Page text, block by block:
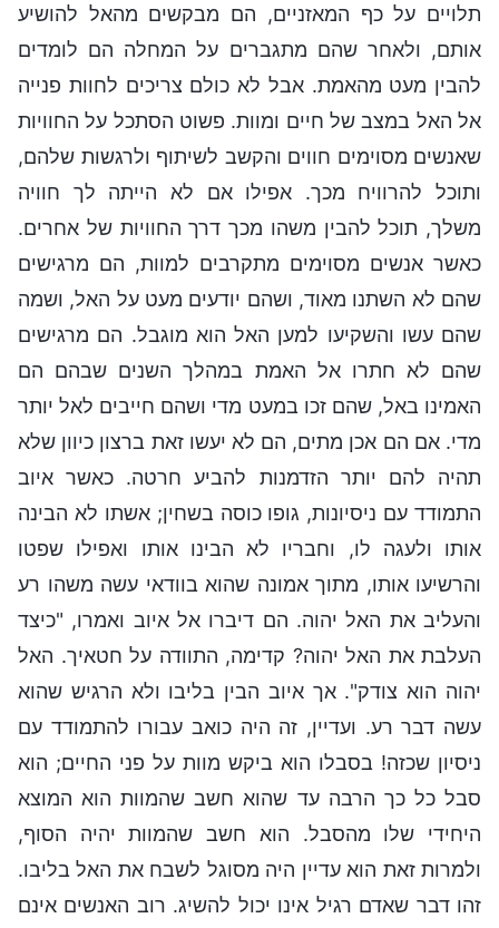
תלויים על כף המאזניים, הם מבקשים מהאל להושיע
אותם, ולאחר שהם מתגברים על המחלה הם לומדים
להבין מעט מהאמת. אבל לא כולם צריכים לחוות פנייה
אל האל במצב של חיים ומוות. פשוט הסתכל על החוויות
שאנשים מסוימים חווים והקשב לשיתוף ולרגשות שלהם,
ותוכל להרוויח מכך. אפילו אם לא הייתה לך חוויה
משלך, תוכל להבין משהו מכך דרך החוויות של אחרים.
כאשר אנשים מסוימים מתקרבים למוות, הם מרגישים
שהם לא השתנו מאוד, ושהם יודעים מעט על האל, ושמה
שהם עשו והשקיעו למען האל הוא מוגבל. הם מרגישים
שהם לא חתרו אל האמת במהלך השנים שבהם הם
האמינו באל, שהם זכו במעט מדי ושהם חייבים לאל יותר
מדי. אם הם אכן מתים, הם לא יעשו זאת ברצון כיוון שלא
תהיה להם יותר הזדמנות להביע חרטה. כאשר איוב
התמודד עם ניסיונות, גופו כוסה בשחין; אשתו לא הבינה
אותו ולעגה לו, וחבריו לא הבינו אותו ואפילו שפטו
והרשיעו אותו, מתוך אמונה שהוא בוודאי עשה משהו רע
והעליב את האל יהוה. הם דיברו אל איוב ואמרו, "כיצד
העלבת את האל יהוה? קדימה, התוודה על חטאיך. האל
יהוה הוא צודק". אך איוב הבין בליבו ולא הרגיש שהוא
עשה דבר רע. ועדיין, זה היה כואב עבורו להתמודד עם
ניסיון שכזה! בסבלו הוא ביקש מוות על פני החיים; הוא
סבל כל כך הרבה עד שהוא חשב שהמוות הוא המוצא
היחידי שלו מהסבל. הוא חשב שהמוות יהיה הסוף,
ולמרות זאת הוא עדיין היה מסוגל לשבח את האל בליבו.
זהו דבר שאדם רגיל אינו יכול להשיג. רוב האנשים אינם